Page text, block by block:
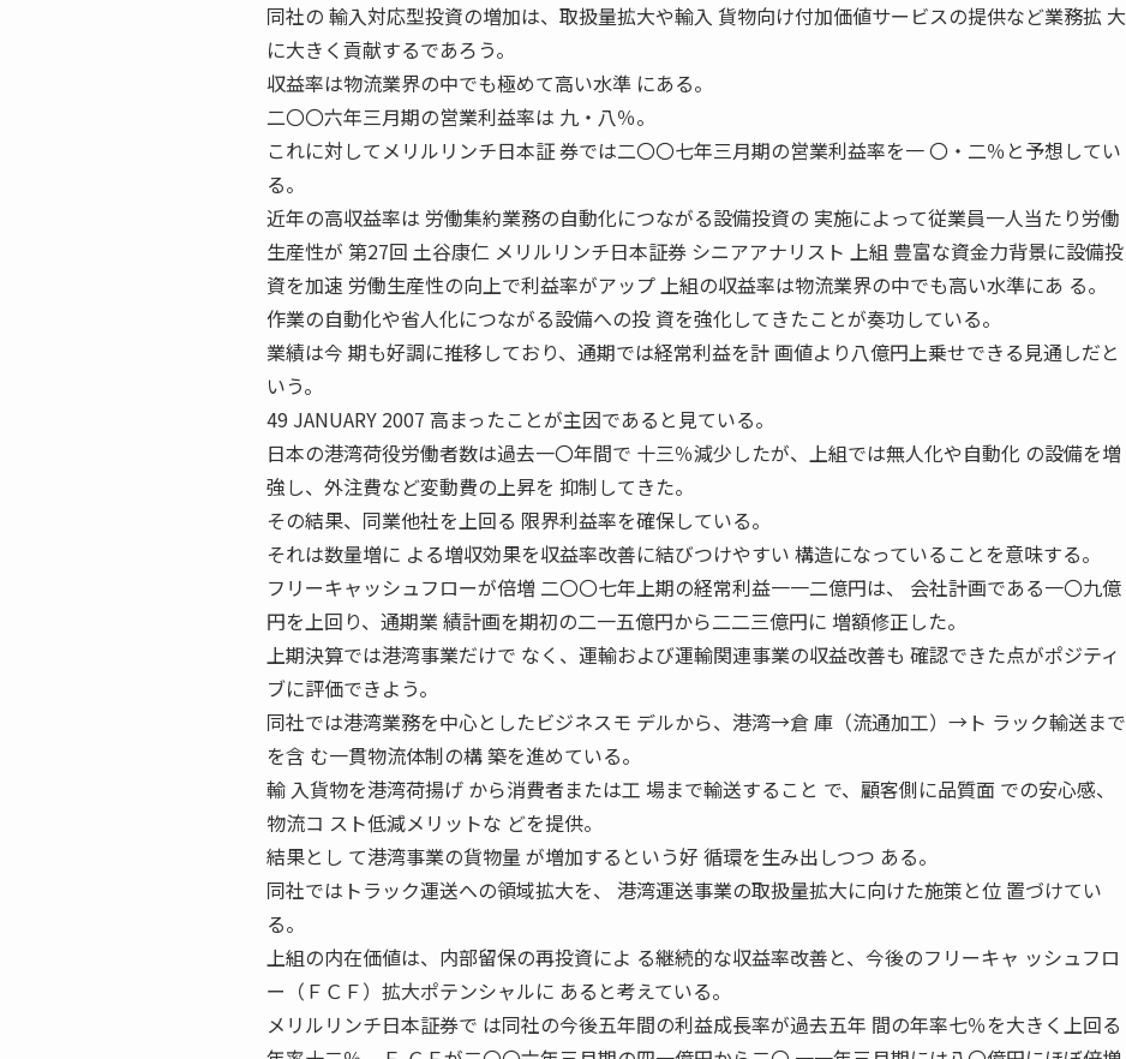
同社の 輸入対応型投資の増加は、取扱量拡大や輸入 貨物向け付加価値サービスの提供など業務拡 大
に大きく貢献するであろう。
収益率は物流業界の中でも極めて高い水準 にある。
二〇〇六年三月期の営業利益率は 九・八％。
これに対してメリルリンチ日本証 券では二〇〇七年三月期の営業利益率を一 〇・二％と予想してい
る。
近年の高収益率は 労働集約業務の自動化につながる設備投資の 実施によって従業員一人当たり労働
生産性が 第27回 土谷康仁 メリルリンチ日本証券 シニアアナリスト 上組 豊富な資金力背景に設備投
資を加速 労働生産性の向上で利益率がアップ 上組の収益率は物流業界の中でも高い水準にあ る。
作業の自動化や省人化につながる設備への投 資を強化してきたことが奏功している。
業績は今 期も好調に推移しており、通期では経常利益を計 画値より八億円上乗せできる見通しだと
いう。
49 JANUARY 2007 高まったことが主因であると見ている。
日本の港湾荷役労働者数は過去一〇年間で 十三％減少したが、上組では無人化や自動化 の設備を増
強し、外注費など変動費の上昇を 抑制してきた。
その結果、同業他社を上回る 限界利益率を確保している。
それは数量増に よる増収効果を収益率改善に結びつけやすい 構造になっていることを意味する。
フリーキャッシュフローが倍増 二〇〇七年上期の経常利益一一二億円は、 会社計画である一〇九億
円を上回り、通期業 績計画を期初の二一五億円から二二三億円に 増額修正した。
上期決算では港湾事業だけで なく、運輸および運輸関連事業の収益改善も 確認できた点がポジティ
ブに評価できよう。
同社では港湾業務を中心としたビジネスモ デルから、港湾→倉 庫（流通加工）→ト ラック輸送まで
を含 む一貫物流体制の構 築を進めている。
輸 入貨物を港湾荷揚げ から消費者または工 場まで輸送すること で、顧客側に品質面 での安心感、
物流コ スト低減メリットな どを提供。
結果とし て港湾事業の貨物量 が増加するという好 循環を生み出しつつ ある。
同社ではトラック運送への領域拡大を、 港湾運送事業の取扱量拡大に向けた施策と位 置づけてい
る。
上組の内在価値は、内部留保の再投資によ る継続的な収益率改善と、今後のフリーキャ ッシュフロ
ー（ＦＣＦ）拡大ポテンシャルに あると考えている。
メリルリンチ日本証券で は同社の今後五年間の利益成長率が過去五年 間の年率七％を大きく上回る